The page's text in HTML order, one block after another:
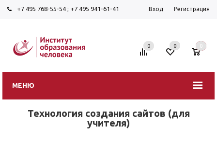
+7 495 768-55-54 ; +7 495 941-61-41 Вход Регистрация
МЕНЮ
0 0 0
Технология создания сайтов (для
учителя)